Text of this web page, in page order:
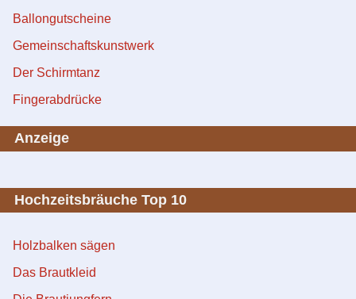
Ballongutscheine
Gemeinschaftskunstwerk
Der Schirmtanz
Fingerabdrücke
Anzeige
Hochzeitsbräuche Top 10
Holzbalken sägen
Das Brautkleid